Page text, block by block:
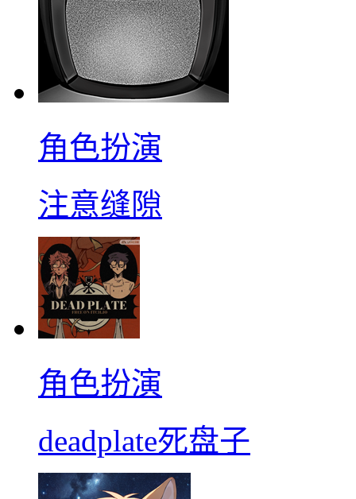
角色扮演
注意缝隙
角色扮演
deadplate死盘子